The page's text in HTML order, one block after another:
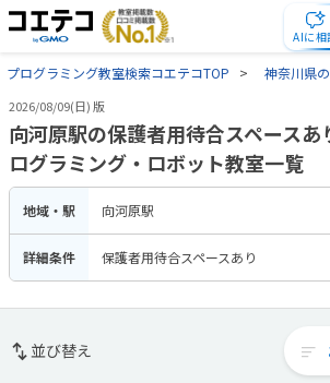
AIに相
プログラミング教室検索コエテコTOP 神奈川県
2026/08/09(日) 版
向河原駅の保護者用待合スペースあ
ログラミング・ロボット教室一覧
地域・駅 向河原駅
詳細条件 保護者用待合スペースあり
並び替え